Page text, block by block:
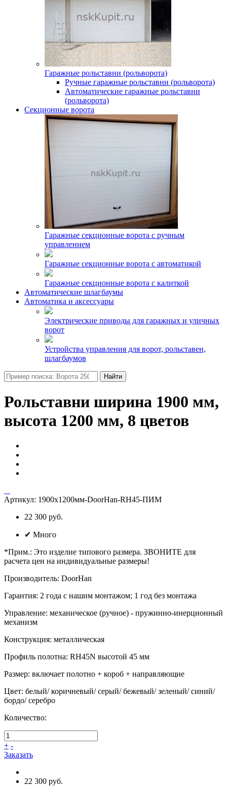
Гаражные рольставни (рольворота)
Ручные гаражные рольставни (рольворота)
Автоматические гаражные рольставни
(рольворота)
Секционные ворота
Гаражные секционные ворота с ручным
управлением
Гаражные секционные ворота с автоматикой
Гаражные секционные ворота с калиткой
Автоматические шлагбаумы
Автоматика и аксессуары
Электрические приводы для гаражных и уличных
ворот
Устройства управления для ворот, рольставен,
шлагбаумов
Найти
Рольставни ширина 1900 мм,
высота 1200 мм, 8 цветов
Артикул: 1900х1200мм-DoorHan-RH45-ПИМ
22 300 руб.
✔ Много
*Прим.: Это изделие типового размера. ЗВОНИТЕ для
расчета цен на индивидуальные размеры!
Производитель: DoorHan
Гарантия: 2 года с нашим монтажом; 1 год без монтажа
Управление: механическое (ручное) - пружинно-инерционный
механизм
Конструкция: металлическая
Профиль полотна: RH45N высотой 45 мм
Размер: включает полотно + короб + направляющие
Цвет: белый/ коричневый/ серый/ бежевый/ зеленый/ синий/
бордо/ серебро
Количество:
+ -
Заказать
22 300 руб.